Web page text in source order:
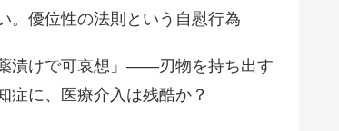
。優位性の法則という自慰行為
薬漬けで可哀想」——刃物を持ち出す
症に、医療介入は残酷か？